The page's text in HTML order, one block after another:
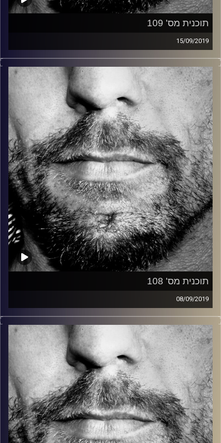
תוכנית מס' 109
15/09/2019
זיפים, מוזיקה מחוספסת של הופעות חיות. הרבה ג'אם, רוק,
בלוז, bluegrass, ג'אז, Fאנק, פרוגרסיב ואפילו אלקטרוניקה.
כל מה שחי, אמיתי ונושם.
עם שמוליק רגב.
קרדיט תמונות: David Goehring
תוכנית מס' 108
08/09/2019
זיפים, מוזיקה מחוספסת של הופעות חיות. הרבה ג'אם, רוק,
בלוז, bluegrass, ג'אז, Fאנק, פרוגרסיב ואפילו אלקטרוניקה.
כל מה שחי, אמיתי ונושם.
עם שמוליק רגב.
קרדיט תמונות: David Goehring